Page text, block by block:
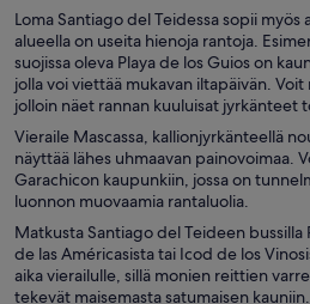
Loma Santiago del Teidessa sopii
alueella on useita hienoja rantoja.
suojissa oleva Playa de los Guios on
jolla voi viettää mukavan iltapäivän.
jolloin näet rannan kuuluisat jyrkänteet
Vieraile Mascassa, kallionjyrkänteellä
näyttää lähes uhmaavan painovoimaa.
Garachicon kaupunkiin, jossa on
luonnon muovaamia rantaluolia.
Matkusta Santiago del Teideen bussilla
de las Américasista tai Icod de los
aika vierailulle, sillä monien reittien
tekevät maisemasta satumaisen kauniin.